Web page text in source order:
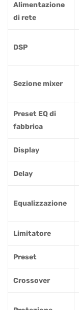
Alimentazione
di rete
DSP
Sezione mixer
Preset EQ di
fabbrica
Display
Delay
Equalizzazione
Limitatore
Preset
Crossover